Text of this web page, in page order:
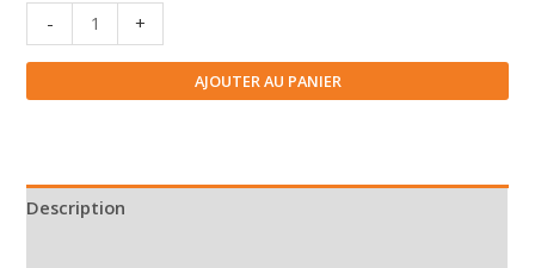
-
quantité
de
Les
trois
Dé/calage
+
AJOUTER AU PANIER
Description